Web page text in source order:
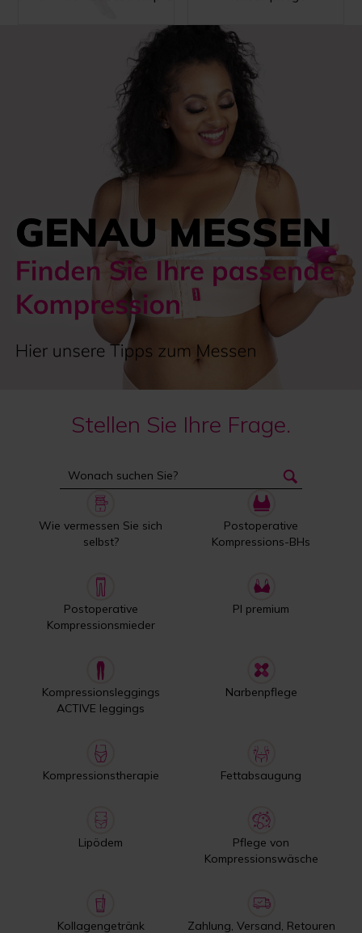
Stellen Sie Ihre Frage.
Wie vermessen Sie sich
selbst?
Postoperative
Kompressions-BHs
Postoperative
Kompressionsmieder
PI premium
Kompressionsleggings
ACTIVE leggings
Narbenpflege
Kompressionstherapie Fettabsaugung
Lipödem
Pflege von
Kompressionswäsche
Kollagengetränk Zahlung, Versand, Retouren